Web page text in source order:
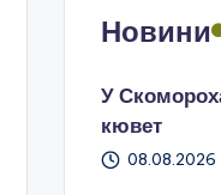
Новини
У
кювет
08.08.2026